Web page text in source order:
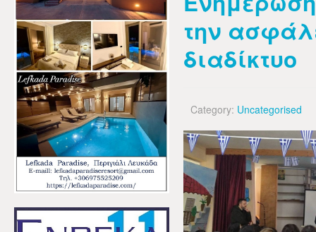
την
διαδίκτυο
Category: Uncategorised